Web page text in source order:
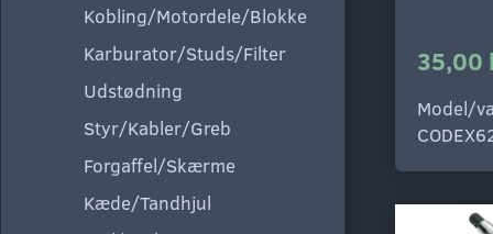
Kobling/Motordele/Blokke
Karburator/Studs/Filter
Udstødning
Styr/Kabler/Greb
Forgaffel/Skærme
Kæde/Tandhjul
35,00
Model/